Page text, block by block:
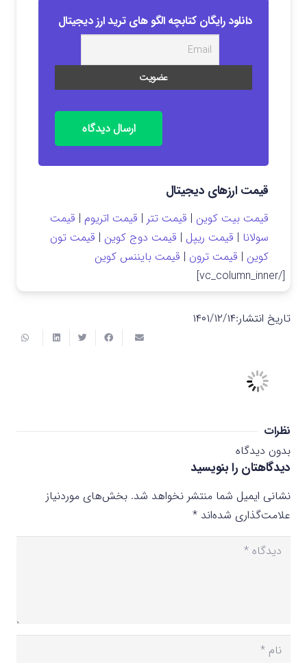
دانلود رایگان کتابچه الگو های ترید ارز دیجیتال
ارسال دیدگاه
قیمت ارزهای دیجیتال
قیمت بیت کوین | قیمت تتر | قیمت اتریوم | قیمت
سولانا | قیمت ریپل | قیمت دوج کوین | قیمت تون
کوین | قیمت ترون | قیمت بایننس کوین
[/vc_column_inner]
تاریخ انتشار:۱۴۰۱/۱۲/۱۴
نظرات
بدون دیدگاه
دیدگاهتان را بنویسید
نشانی ایمیل شما منتشر نخواهد شد. بخش‌های موردنیاز
علامت‌گذاری شده‌اند *